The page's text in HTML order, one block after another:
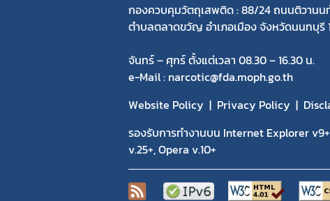
กองควบคุมวัตถุเสพติด : 88/24 ถนนติวานน
ตำบลตลาดขวัญ อำเภอเมือง จังหวัดนนทบุรี
จันทร์ – ศุกร์ ตั้งแต่เวลา 08.30 – 16.30 น.
e-Mail : narcotic@fda.moph.go.th
Website Policy
Privacy Policy
รองรับการทำงานบน Internet Explorer
v.25+, Opera v.10+